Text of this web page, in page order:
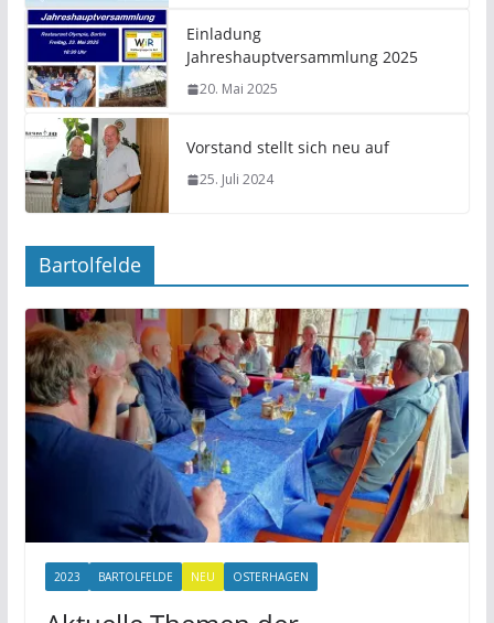
Einladung
Jahreshauptversammlung 2025
20. Mai 2025
Vorstand stellt sich neu auf
25. Juli 2024
Bartolfelde
2023 BARTOLFELDE NEU OSTERHAGEN